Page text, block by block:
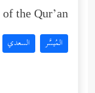
the Qur’an:
المُيسَّر السعدي